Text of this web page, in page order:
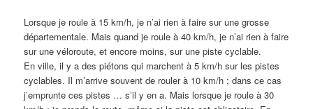
Lorsque je roule à 15 km/h, je n’ai rien à faire sur une grosse
départementale. Mais quand je roule à 40 km/h, je n’ai rien à faire
sur une véloroute, et encore moins, sur une piste cyclable.
En ville, il y a des piétons qui marchent à 5 km/h sur les pistes
cyclables. Il m’arrive souvent de rouler à 10 km/h ; dans ce cas
j’emprunte ces pistes … s’il y en a. Mais lorsque je roule à 30